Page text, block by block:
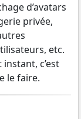
d’avatars
privée,
etc.
c’est
le faire.